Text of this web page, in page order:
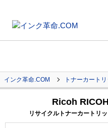
インク革命.COM トナーカート
Ricoh
リサイクルトナーカートリ